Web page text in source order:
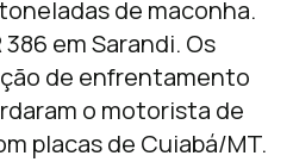
de maconha.
em Sarandi. Os
de enfrentamento
o motorista de
placas de Cuiabá/MT.